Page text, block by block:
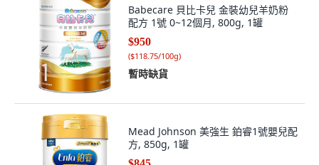
Babecare 貝比卡兒 金裝幼兒羊奶粉
配方 1號 0~12個月, 800g, 1罐
$950
($118.75/100g)
暫時缺貨
Mead Johnson 美強生 鉑睿1號嬰兒配
方, 850g, 1罐